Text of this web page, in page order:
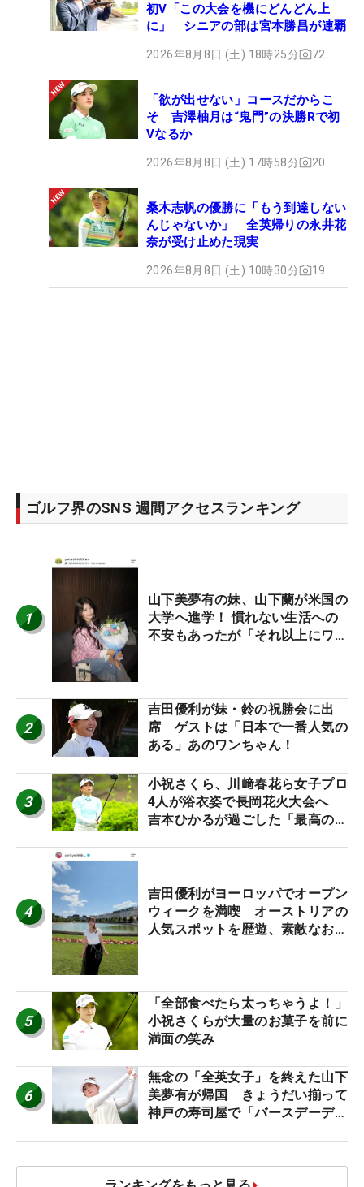
初V「この大会を機にどんどん上
に」 シニアの部は宮本勝昌が連覇
2026年8月8日 (土) 18時25分 72
「欲が出せない」コースだからこ
そ 吉澤柚月は“鬼門”の決勝Rで初
Vなるか
2026年8月8日 (土) 17時58分 20
桑木志帆の優勝に「もう到達しない
んじゃないか」 全英帰りの永井花
奈が受け止めた現実
2026年8月8日 (土) 10時30分 19
ゴルフ界のSNS 週間アクセスランキング
1
山下美夢有の妹、山下蘭が米国の
大学へ進学！ 慣れない生活への
不安もあったが「それ以上にワク
2
吉田優利が妹・鈴の祝勝会に出
席 ゲストは「日本で一番人気の
ある」あのワンちゃん！
3
小祝さくら、川﨑春花ら女子プロ
4人が浴衣姿で長岡花火大会へ
吉本ひかるが過ごした「最高の夏
4
吉田優利がヨーロッパでオープン
ウィークを満喫 オーストリアの
人気スポットを歴遊、素敵なお土
5
「全部食べたら太っちゃうよ！」
小祝さくらが大量のお菓子を前に
満面の笑み
6
無念の「全英女子」を終えた山下
美夢有が帰国 きょうだい揃って
神戸の寿司屋で「バースデーディ